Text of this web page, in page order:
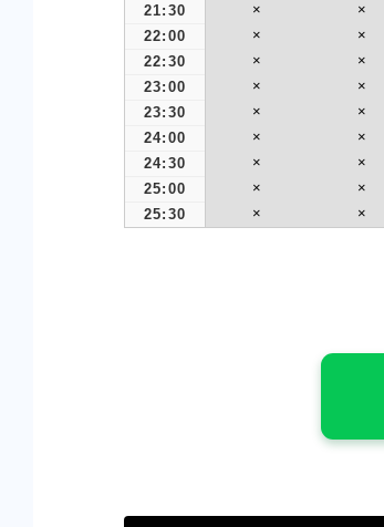
21:30
× ×
22:00
× ×
22:30
× ×
23:00
× ×
23:30
× ×
24:00
× ×
24:30
× ×
25:00
× ×
25:30
× ×